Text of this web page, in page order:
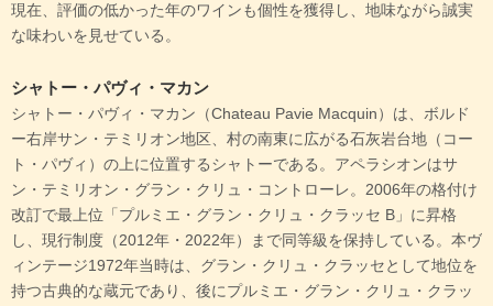
現在、評価の低かった年のワインも個性を獲得し、地味ながら誠実
な味わいを見せている。
シャトー・パヴィ・マカン
シャトー・パヴィ・マカン（Chateau Pavie Macquin）は、ボルド
ー右岸サン・テミリオン地区、村の南東に広がる石灰岩台地（コー
ト・パヴィ）の上に位置するシャトーである。アペラシオンはサ
ン・テミリオン・グラン・クリュ・コントローレ。2006年の格付け
改訂で最上位「プルミエ・グラン・クリュ・クラッセ B」に昇格
し、現行制度（2012年・2022年）まで同等級を保持している。本ヴ
ィンテージ1972年当時は、グラン・クリュ・クラッセとして地位を
持つ古典的な蔵元であり、後にプルミエ・グラン・クリュ・クラッ